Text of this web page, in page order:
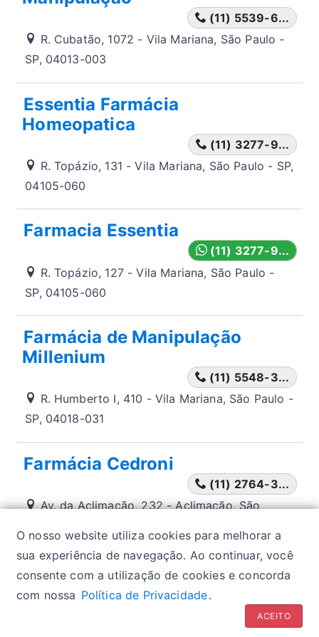
(11) 5539-6...
R. Cubatão, 1072 - Vila Mariana, São Paulo -
SP, 04013-003
Essentia Farmácia
Homeopatica
(11) 3277-9...
R. Topázio, 131 - Vila Mariana, São Paulo - SP,
04105-060
Farmacia Essentia
(11) 3277-9...
R. Topázio, 127 - Vila Mariana, São Paulo -
SP, 04105-060
Farmácia de Manipulação
Millenium
(11) 5548-3...
R. Humberto I, 410 - Vila Mariana, São Paulo -
SP, 04018-031
Farmácia Cedroni
(11) 2764-3...
Av. da Aclimação, 232 - Aclimação, São
Política de privacidade| Glossários:
Classes de medicamentos
O nosso website utiliza cookies para melhorar a
sua experiência de navegação. Ao continuar, você
consente com a utilização de cookies e concorda
com nossa Política de Privacidade.
ACEITO